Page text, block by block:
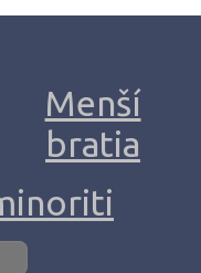
Menší
bratia